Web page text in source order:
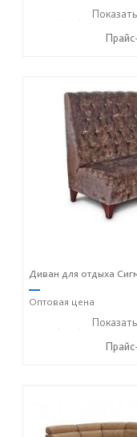
+7 (989) 269-73-94
Диван для отдыха
—
Оптовая цена
+7 (989) 269-73-94